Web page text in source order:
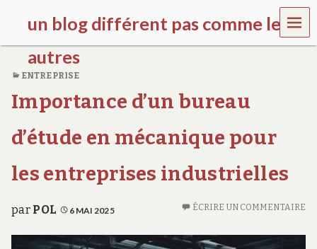
un blog différent pas comme les
autres
d
c
h
d
e
.
MEN
U
ENTREPRISE
Importance d’un bureau
d’étude en mécanique pour
les entreprises industrielles
par POL 6 MAI 2025 ÉCRIRE UN COMMENTAIRE